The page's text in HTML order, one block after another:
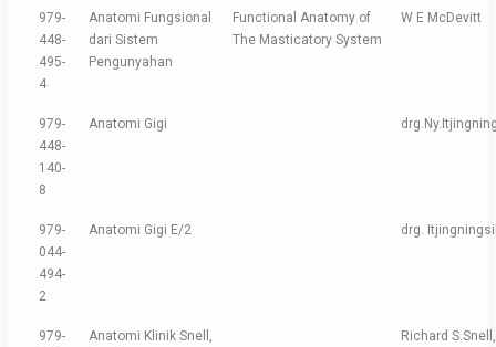
979-
448-
495-
4
Anatomi Fungsional
dari Sistem
Pengunyahan
Functional Anatomy of
The Masticatory System
W E McDevitt
979-
448-
140-
8
Anatomi Gigi
979-
044-
494-
2
Anatomi Gigi E/2 drg.
979-
Anatomi Klinik Snell,
Richard